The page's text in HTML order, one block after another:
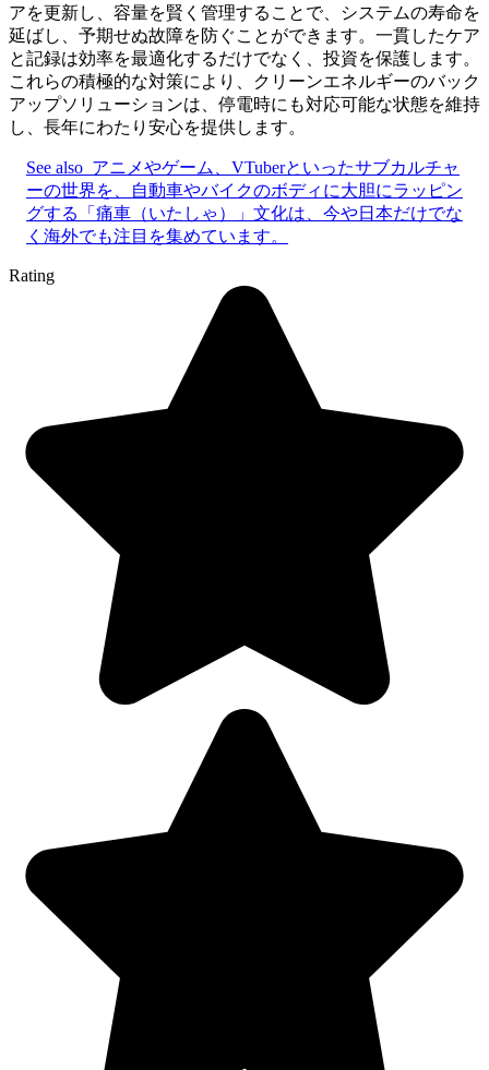
アを更新し、容量を賢く管理することで、システムの寿命を
延ばし、予期せぬ故障を防ぐことができます。一貫したケア
と記録は効率を最適化するだけでなく、投資を保護します。
これらの積極的な対策により、クリーンエネルギーのバック
アップソリューションは、停電時にも対応可能な状態を維持
し、長年にわたり安心を提供します。
See also アニメやゲーム、VTuberといったサブカルチャ
ーの世界を、自動車やバイクのボディに大胆にラッピン
グする「痛車（いたしゃ）」文化は、今や日本だけでな
く海外でも注目を集めています。
Rating